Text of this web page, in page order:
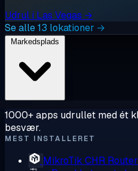
Udrul i Las Vegas →
Se alle 13 lokationer →
1000+ apps udrullet med ét
besvær.
MEST INSTALLERET
MikroTik CHR